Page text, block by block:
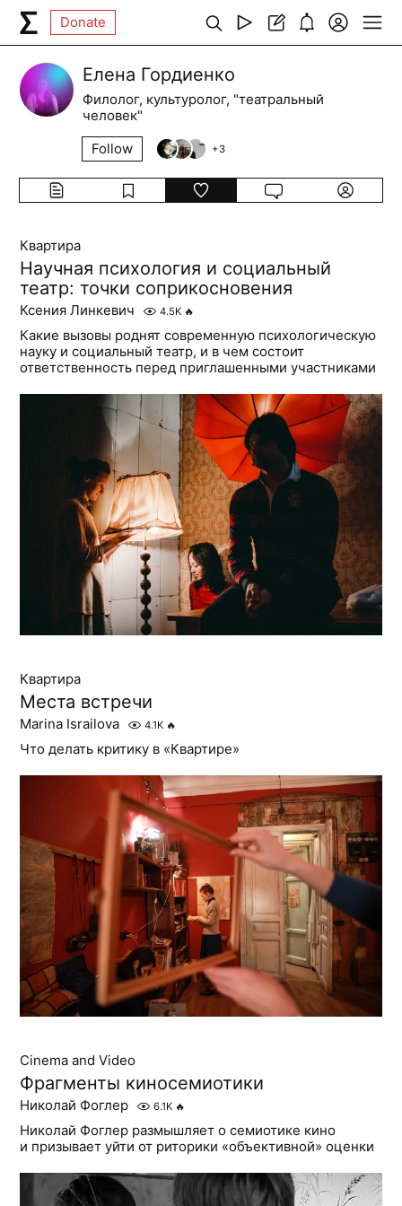
Donate
Елена Гордиенко
Филолог, культуролог, "театральный
человек"
Follow
+3
Квартира
Научная психология и социальный
театр: точки соприкосновения
Ксения Линкевич 4.5K 🔥
Какие вызовы роднят современную психологическую
науку и социальный театр, и в чем состоит
ответственность перед приглашенными участниками
Квартира
Места встречи
Marina Israilova 4.1K 🔥
Что делать критику в «Квартире»
Cinema and Video
Фрагменты киносемиотики
Николай Фоглер 6.1K 🔥
Николай Фоглер размышляет о семиотике кино
и призывает уйти от риторики «объективной» оценки